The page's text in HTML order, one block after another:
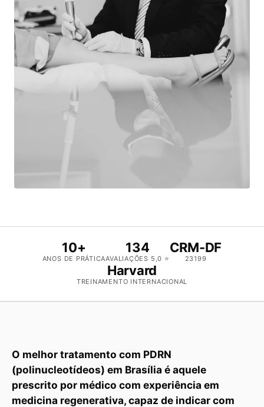
10+
ANOS DE PRÁTICA
134
AVALIAÇÕES 5,0 ⭐
CRM-DF
23199
Harvard
TREINAMENTO INTERNACIONAL
O melhor tratamento com PDRN
(polinucleotídeos) em Brasília é aquele
prescrito por médico com experiência em
medicina regenerativa, capaz de indicar com